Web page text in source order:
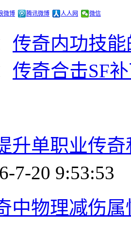
微博 腾讯微博 人人网 微信
传奇内功技
传奇合击SF
升单职业传
7-20 9:53:53
中物理减伤